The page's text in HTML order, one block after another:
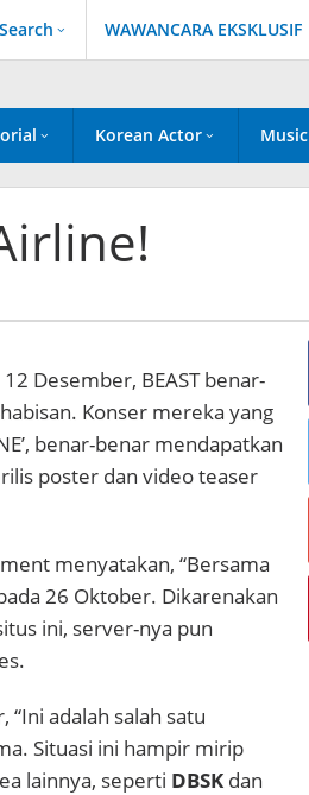
Search WAWANCARA EKSKLUSIF
Korean Actor Music
Desember, BEAST benar-
Konser mereka yang
benar-benar mendapatkan
poster dan video teaser
menyatakan, “Bersama
26 Oktober. Dikarenakan
ini, server-nya pun
adalah salah satu
Situasi ini hampir mirip
lainnya, seperti DBSKdan